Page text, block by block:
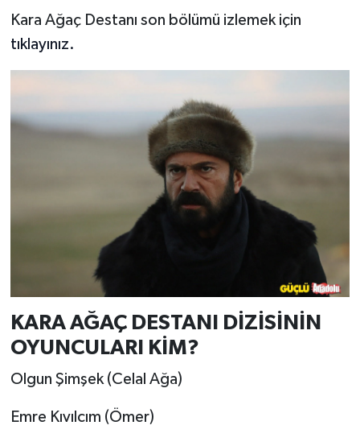
Kara Ağaç Destanı son bölümü izlemek için
tıklayınız.
KARA AĞAÇ DESTANI DİZİSİNİN
OYUNCULARI KİM?
Olgun Şimşek (Celal Ağa)
Emre Kıvılcım (Ömer)